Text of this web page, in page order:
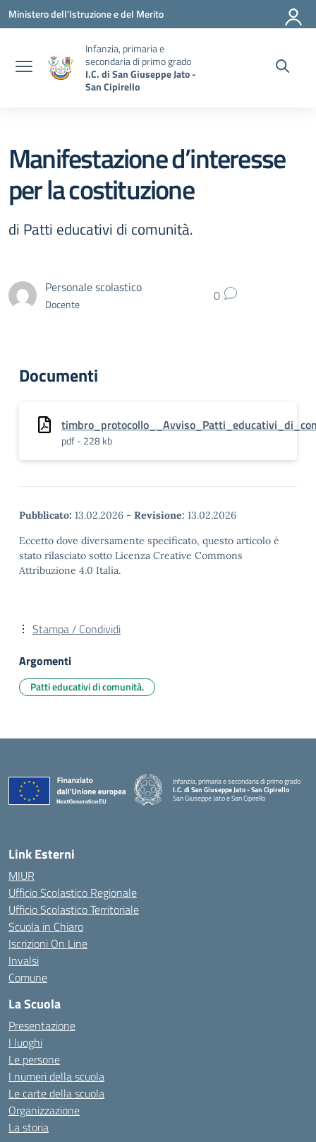
Vai ai contenuti
Vai al menu di navigazione
Vai al footer
Ministero dell'Istruzione e del Merito
Infanzia, primaria e
secondaria di primo grado
I.C. di San Giuseppe Jato -
San Cipirello
Manifestazione d’interesse
per la costituzione
di Patti educativi di comunità.
Personale scolastico
Docente 0
Documenti
pdf - 228 kb
Pubblicato: 13.02.2026 - Revisione: 13.02.2026
Eccetto dove diversamente specificato, questo articolo è
stato rilasciato sotto Licenza Creative Commons
Attribuzione 4.0 Italia.
Stampa / Condividi
Argomenti
Patti educativi di comunità.
Infanzia, primaria e secondaria di primo grado
I.C. di San Giuseppe Jato - San Cipirello
San Giuseppe Jato e San Cipirello
Link Esterni
MIUR
Ufficio Scolastico Regionale
Ufficio Scolastico Territoriale
Scuola in Chiaro
Iscrizioni On Line
Invalsi
Comune
La Scuola
Presentazione
I luoghi
Le persone
I numeri della scuola
Le carte della scuola
Organizzazione
La storia